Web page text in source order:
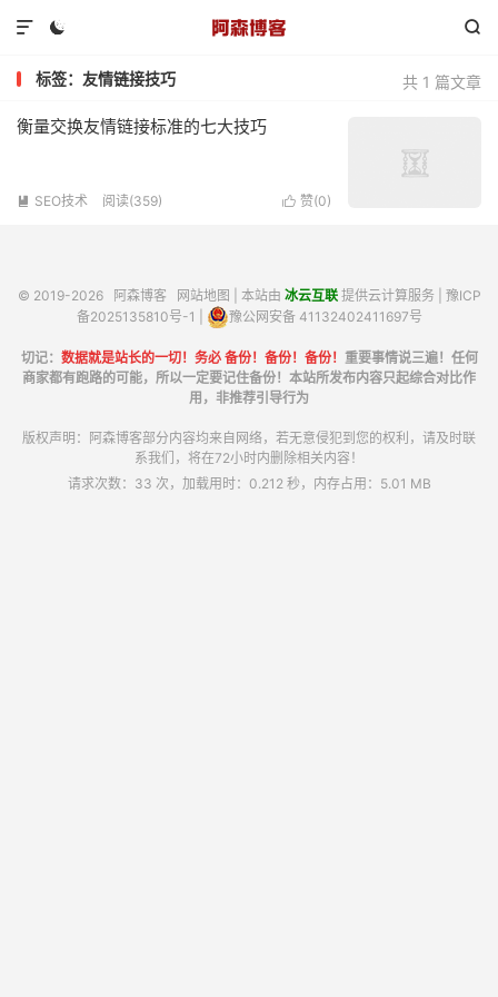
 

共 1 篇文章
标签：友情链接技巧
衡量交换友情链接标准的七大技巧
 赞(0)
 SEO技术 阅读(359)
© 2019-2026 阿森博客 网站地图 | 本站由 冰云互联提供云计算服务 | 豫ICP
备2025135810号-1
豫公网安备 41132402411697号
切记： 数据就是站长的一切！务必 备份！备份！备份！ 重要事情说三遍！任何
商家都有跑路的可能，所以一定要记住备份！本站所发布内容只起综合对比作
用，非推荐引导行为
版权声明：阿森博客部分内容均来自网络，若无意侵犯到您的权利，请及时联
系我们，将在72小时内删除相关内容！
请求次数：33 次，加载用时：0.212 秒，内存占用：5.01 MB